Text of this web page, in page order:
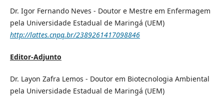
Dr. Igor Fernando Neves - Doutor e Mestre em Enfermagem
pela Universidade Estadual de Maringá (UEM)
http://lattes.cnpq.br/2389261417098846
Editor-Adjunto
Dr. Layon Zafra Lemos - Doutor em Biotecnologia Ambiental
pela Universidade Estadual de Maringá (UEM)